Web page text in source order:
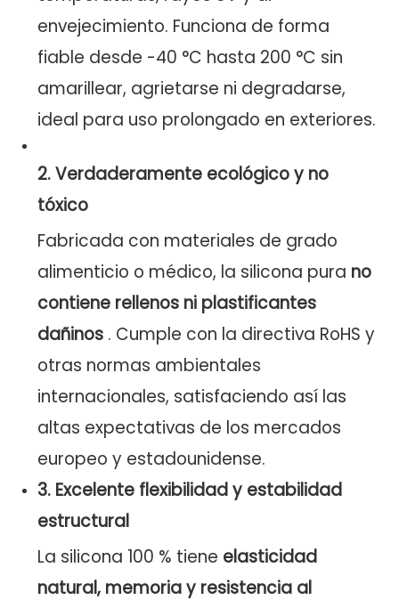
envejecimiento. Funciona de forma
fiable desde -40 °C hasta 200 °C sin
amarillear, agrietarse ni degradarse,
ideal para uso prolongado en exteriores.
2.Verdaderamente ecológico y no
tóxico
Fabricada con materiales de grado
alimenticio o médico, la silicona pura no
contiene rellenos ni plastificantes
dañinos. Cumple con la directiva RoHS y
otras normas ambientales
internacionales, satisfaciendo así las
altas expectativas de los mercados
europeo y estadounidense.
3. Excelente flexibilidad y estabilidad
estructural
La silicona 100 % tiene elasticidad
natural, memoria y resistencia al